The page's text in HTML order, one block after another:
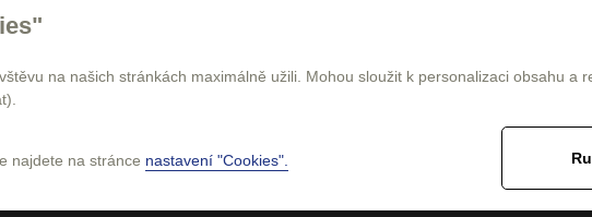
na našich stránkách maximálně užili. Mohou sloužit k personalizaci obsahu a
najdete na stránce nastavení "Cookies".
ve městě Hradec Králové, kde provozuje kamenný obchod
potřeby. Nabízíme nábytkové kování, stavební kování,
Obchodní podmínky